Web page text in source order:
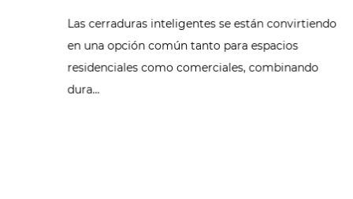
Las cerraduras inteligentes se están convirtiendo
en una opción común tanto para espacios
residenciales como comerciales, combinando
dura...